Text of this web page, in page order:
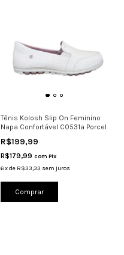
Tênis Kolosh Slip On Feminino
Napa Confortável C0531a Porcel
R$199,99
R$179,99 com Pix
6 xde R$33,33 sem juros
Comprar